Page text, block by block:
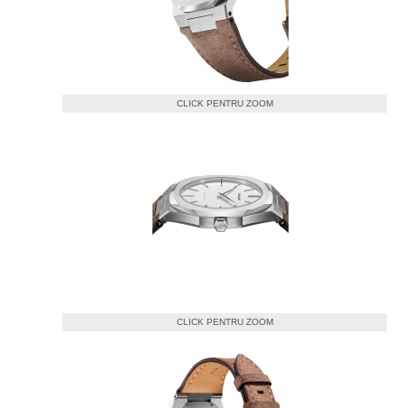
CLICK PENTRU ZOOM
CLICK PENTRU ZOOM